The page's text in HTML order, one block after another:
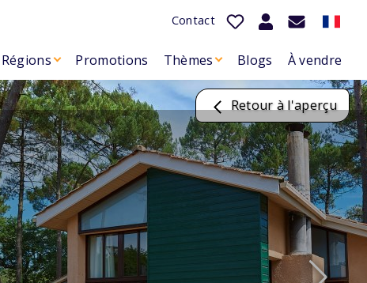
Contact
Régions Promotions Thèmes Blogs À vendre
Retour à l'aperçu